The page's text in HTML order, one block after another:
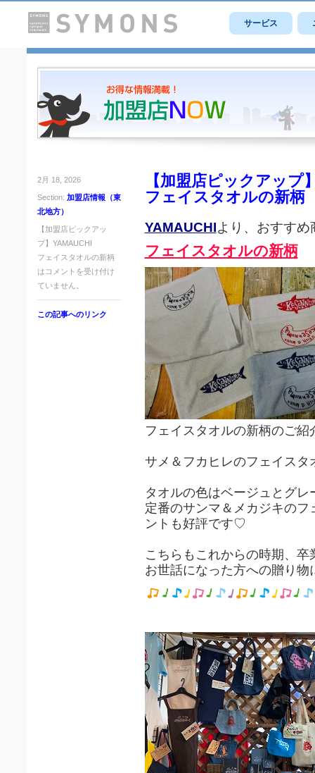
サービス
2月 18, 2026
Section: 加盟店情報（東
北地方）
【加盟店ピックアッ
プ】YAMAUCHI
フェイスタオルの新柄
は コメントを受け付け
ていません。
この記事へのリンク
【加盟店ピックアップ
フェイスタオルの新柄
YAMAUCHIより、おすす
フェイスタオルの新柄
フェイスタオルの新柄のご紹
サメ＆フカヒレのフェイスタ
タオルの色はベージュとグレ
定番のサンマ＆メカジキの
ントも好評です♡
こちらもこれからの時期、
お世話になった方への贈り物